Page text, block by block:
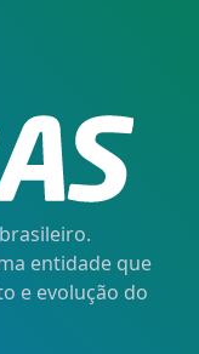
entidade que
e evolução do